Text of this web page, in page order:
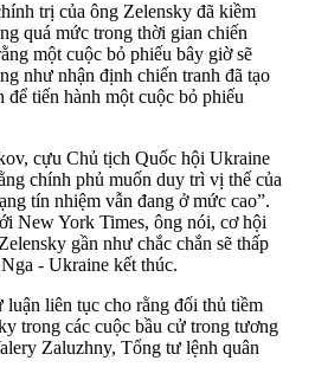
trị của ông Zelensky đã kiềm
quá mức trong thời gian chiến
một cuộc bỏ phiếu bây giờ sẽ
như nhận định chiến tranh đã tạo
để tiến hành một cuộc bỏ phiếu
cựu Chủ tịch Quốc hội Ukraine
chính phủ muốn duy trì vị thế của
tín nhiệm vẫn đang ở mức cao”.
New York Times, ông nói, cơ hội
gần như chắc chắn sẽ thấp
- Ukraine kết thúc.
luận liên tục cho rằng đối thủ tiềm
trong các cuộc bầu cử trong tương
Zaluzhny, Tổng tư lệnh quân